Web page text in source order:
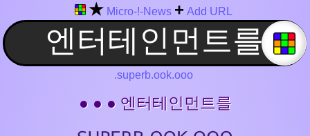
★ Micro-!-News + Add URL
.superb.ook.ooo
● ● ● 엔터테인먼트를